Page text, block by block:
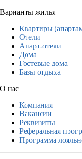
Варианты жилья
Квартиры
Отели
Апарт-отели
Дома
Гостевые дома
Базы отдыха
О нас
Компания
Вакансии
Реквизиты
Реферальная
Программа